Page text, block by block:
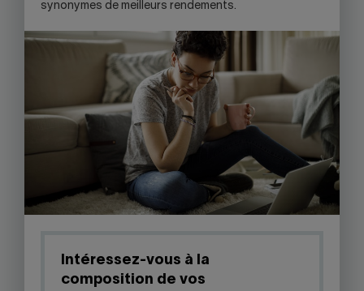
synonymes de meilleurs rendements.
Intéressez-vous à la
composition de vos